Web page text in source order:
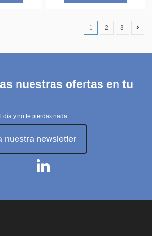
1 2 3
nuestras ofertas en tu
día y no te pierdas nada
nuestra newsletter